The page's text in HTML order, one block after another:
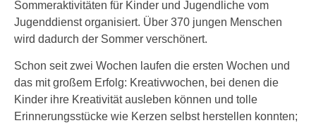
Sommeraktivitäten für Kinder und Jugendliche vom
Jugenddienst organisiert. Über 370 jungen Menschen
wird dadurch der Sommer verschönert.
Schon seit zwei Wochen laufen die ersten Wochen und
das mit großem Erfolg: Kreativwochen, bei denen die
Kinder ihre Kreativität ausleben können und tolle
Erinnerungsstücke wie Kerzen selbst herstellen konnten;